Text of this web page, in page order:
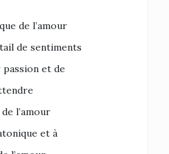
de l’amour
de sentiments
et de
l’amour
et à